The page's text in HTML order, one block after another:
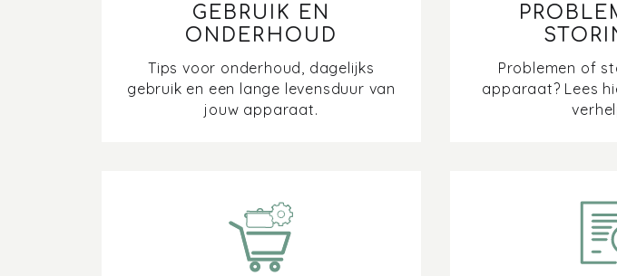
GEBRUIK EN
ONDERHOUD
Tips voor onderhoud, dagelijks
gebruik en een lange levensduur van
jouw apparaat.
Problemen of
apparaat? Lees